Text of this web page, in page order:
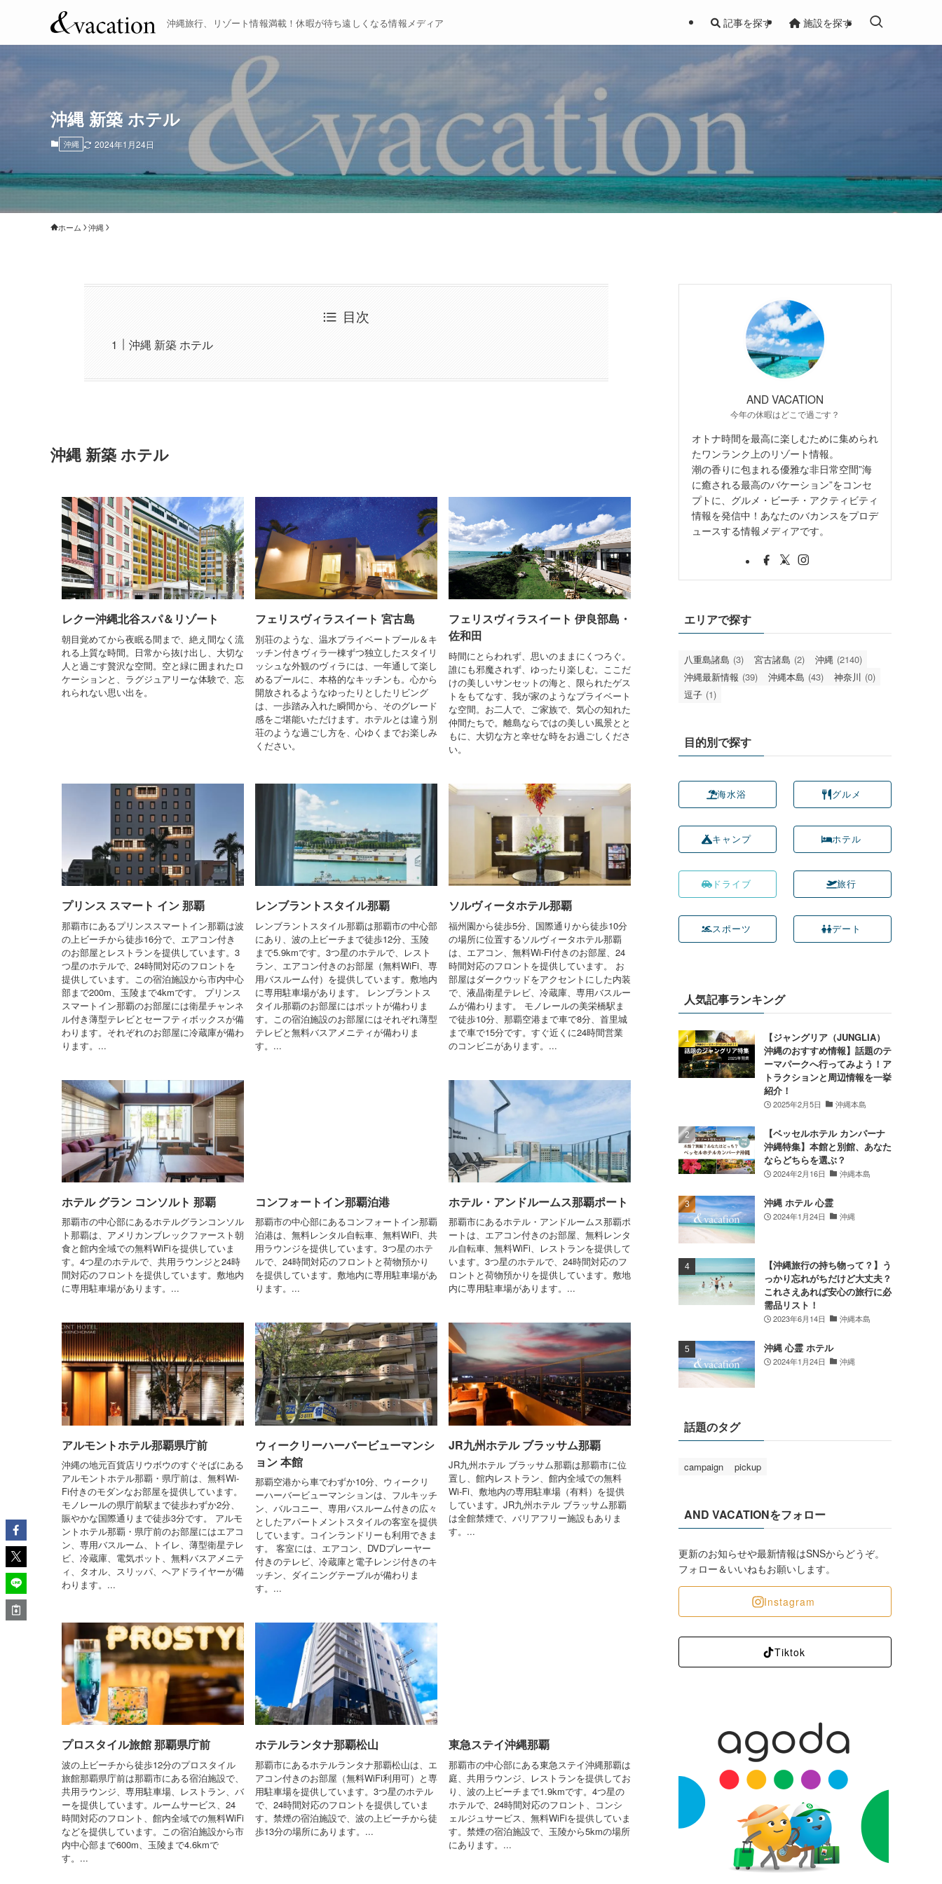
沖縄旅行、リゾート情報満載！休暇が待ち遠しくなる情報メディア 記事を探す 施設を探す
沖縄 新築 ホテル
沖縄 2024年1月24日
ホーム 沖縄
目次
沖縄 新築 ホテル
沖縄 新築 ホテル
レクー沖縄北谷スパ＆リゾート
朝目覚めてから夜眠る間まで、絶え間なく流
れる上質な時間。日常から抜け出し、大切な
人と過ごす贅沢な空間。空と緑に囲まれたロ
ケーションと、ラグジュアリーな体験で、忘
れられない思い出を。
フェリスヴィラスイート 宮古島
別荘のような、温水プライベートプール＆キ
ッチン付きヴィラ一棟ずつ独立したスタイリ
ッシュな外観のヴィラには、一年通して楽し
めるプールに、本格的なキッチンも。心から
開放されるようなゆったりとしたリビング
は、一歩踏み入れた瞬間から、そのグレード
感をご堪能いただけます。ホテルとは違う別
荘のような過ごし方を、心ゆくまでお楽しみ
ください。
フェリスヴィラスイート 伊良部島・
佐和田
時間にとらわれず、思いのままにくつろぐ。
誰にも邪魔されず、ゆったり楽しむ。ここだ
けの美しいサンセットの海と、限られたゲス
トをもてなす、我が家のようなプライベート
な空間。お二人で、ご家族で、気心の知れた
仲間たちで。離島ならではの美しい風景とと
もに、大切な方と幸せな時をお過ごしくださ
い。
プリンス スマート イン 那覇
那覇市にあるプリンススマートイン那覇は波
の上ビーチから徒歩16分で、エアコン付き
のお部屋とレストランを提供しています。3
つ星のホテルで、24時間対応のフロントを
提供しています。この宿泊施設から市内中心
部まで200m、玉陵まで4kmです。 プリンス
スマートイン那覇のお部屋には衛星チャンネ
ル付き薄型テレビとセーフティボックスが備
わります。それぞれのお部屋に冷蔵庫が備わ
ります。...
レンブラントスタイル那覇
レンブラントスタイル那覇は那覇市の中心部
にあり、波の上ビーチまで徒歩12分、玉陵
まで5.9kmです。3つ星のホテルで、レスト
ラン、エアコン付きのお部屋（無料WiFi、専
用バスルーム付）を提供しています。敷地内
に専用駐車場があります。 レンブラントス
タイル那覇のお部屋にはポットが備わりま
す。この宿泊施設のお部屋にはそれぞれ薄型
テレビと無料バスアメニティが備わりま
す。...
ソルヴィータホテル那覇
福州園から徒歩5分、国際通りから徒歩10分
の場所に位置するソルヴィータホテル那覇
は、エアコン、無料Wi-Fi付きのお部屋、24
時間対応のフロントを提供しています。 お
部屋はダークウッドをアクセントにした内装
で、液晶衛星テレビ、冷蔵庫、専用バスルー
ムが備わります。 モノレールの美栄橋駅ま
で徒歩10分、那覇空港まで車で8分、首里城
まで車で15分です。すぐ近くに24時間営業
のコンビニがあります。...
ホテル グラン コンソルト 那覇
那覇市の中心部にあるホテルグランコンソル
ト那覇は、アメリカンブレックファースト朝
食と館内全域での無料WiFiを提供していま
す。4つ星のホテルで、共用ラウンジと24時
間対応のフロントを提供しています。敷地内
に専用駐車場があります。...
コンフォートイン那覇泊港
那覇市の中心部にあるコンフォートイン那覇
泊港は、無料レンタル自転車、無料WiFi、共
用ラウンジを提供しています。3つ星のホテ
ルで、24時間対応のフロントと荷物預かり
を提供しています。敷地内に専用駐車場があ
ります。...
ホテル・アンドルームス那覇ポート
那覇市にあるホテル・アンドルームス那覇ポ
ートは、エアコン付きのお部屋、無料レンタ
ル自転車、無料WiFi、レストランを提供して
います。3つ星のホテルで、24時間対応のフ
ロントと荷物預かりを提供しています。敷地
内に専用駐車場があります。...
アルモントホテル那覇県庁前
沖縄の地元百貨店リウボウのすぐそばにある
アルモントホテル那覇・県庁前は、無料Wi-
Fi付きのモダンなお部屋を提供しています。
モノレールの県庁前駅まで徒歩わずか2分、
賑やかな国際通りまで徒歩3分です。 アルモ
ントホテル那覇・県庁前のお部屋にはエアコ
ン、専用バスルーム、トイレ、薄型衛星テレ
ビ、冷蔵庫、電気ポット、無料バスアメニテ
ィ、タオル、スリッパ、ヘアドライヤーが備
わります。...
ウィークリーハーバービューマンシ
ョン 本館
那覇空港から車でわずか10分、ウィークリ
ーハーバービューマンションは、フルキッチ
ン、バルコニー、専用バスルーム付きの広々
としたアパートメントスタイルの客室を提供
しています。コインランドリーも利用できま
す。 客室には、エアコン、DVDプレーヤー
付きのテレビ、冷蔵庫と電子レンジ付きのキ
ッチン、ダイニングテーブルが備わりま
す。...
JR九州ホテル ブラッサム那覇
JR九州ホテル ブラッサム那覇は那覇市に位
置し、館内レストラン、館内全域での無料
Wi-Fi、敷地内の専用駐車場（有料）を提供
しています。JR九州ホテル ブラッサム那覇
は全館禁煙で、バリアフリー施設もありま
す。...
プロスタイル旅館 那覇県庁前
波の上ビーチから徒歩12分のプロスタイル
旅館那覇県庁前は那覇市にある宿泊施設で、
共用ラウンジ、専用駐車場、レストラン、バ
ーを提供しています。ルームサービス、24
時間対応のフロント、館内全域での無料WiFi
などを提供しています。この宿泊施設から市
内中心部まで600m、玉陵まで4.6kmで
す。...
ホテルランタナ那覇松山
那覇市にあるホテルランタナ那覇松山は、エ
アコン付きのお部屋（無料WiFi利用可）と専
用駐車場を提供しています。3つ星のホテル
で、24時間対応のフロントを提供していま
す。禁煙の宿泊施設で、波の上ビーチから徒
歩13分の場所にあります。...
東急ステイ沖縄那覇
那覇市の中心部にある東急ステイ沖縄那覇は
庭、共用ラウンジ、レストランを提供してお
り、波の上ビーチまで1.9kmです。4つ星の
ホテルで、24時間対応のフロント、コンシ
ェルジュサービス、無料WiFiを提供していま
す。禁煙の宿泊施設で、玉陵から5kmの場所
にあります。...
AND VACATION
今年の休暇はどこで過ごす？
オトナ時間を最高に楽しむために集められ
たワンランク上のリゾート情報。
潮の香りに包まれる優雅な非日常空間”海
に癒される最高のバケーション”をコンセ
プトに、グルメ・ビーチ・アクティビティ
情報を発信中！あなたのバカンスをプロデ
ュースする情報メディアです。
エリアで探す
八重島諸島 (3) 宮古諸島 (2) 沖縄 (2140)
沖縄最新情報 (39) 沖縄本島 (43) 神奈川 (0)
逗子 (1)
目的別で探す
海水浴
キャンプ
ドライブ
スポーツ
グルメ
ホテル
旅行
デート
人気記事ランキング
【ジャングリア（JUNGLIA）
沖縄のおすすめ情報】話題のテ
ーマパークへ行ってみよう！ア
トラクションと周辺情報を一挙
紹介！
2025年2月5日 沖縄本島
【ベッセルホテル カンパーナ
沖縄特集】本館と別館、あなた
ならどちらを選ぶ？
2024年2月16日 沖縄本島
沖縄 ホテル 心霊
2024年1月24日 沖縄
【沖縄旅行の持ち物って？】う
っかり忘れがちだけど大丈夫？
これさえあれば安心の旅行に必
需品リスト！
2023年6月14日 沖縄本島
沖縄 心霊 ホテル
2024年1月24日 沖縄
話題のタグ
campaign pickup
AND VACATIONをフォロー
更新のお知らせや最新情報はSNSからどうぞ。
フォロー＆いいねもお願いします。
Instagram
Tiktok